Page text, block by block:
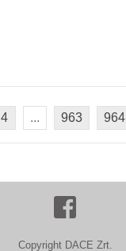
4 ... 963 964
Copyright DACE Zrt.